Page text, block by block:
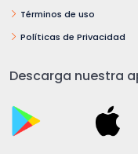
Términos de uso
Políticas de Privacidad
Descarga nuestra